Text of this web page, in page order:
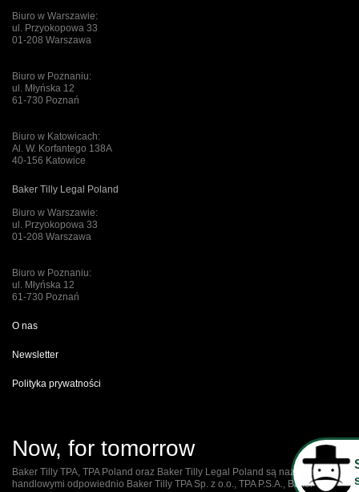
Biuro w Warszawie:
ul. Przyokopowa 33
01-208 Warszawa
Biuro w Poznaniu:
ul. Młyńska 12
61-730 Poznań
Biuro w Katowicach:
Al. W. Korfantego 138A
40-156 Katowice
Baker Tilly Legal Poland
Biuro w Warszawie:
ul. Przyokopowa 33
01-208 Warszawa
Biuro w Poznaniu:
ul. Młyńska 12
61-730 Poznań
O nas
Newsletter
Polityka prywatności
Now, for tomorrow
Baker Tilly TPA, TPA Poland oraz Baker Tilly Legal Poland są nazwami
handlowymi odpowiednio Baker Tilly TPA Sp. z o.o., TPA P.S.A., Baker Tilly